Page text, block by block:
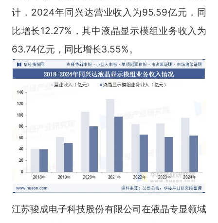
计，2024年同兴达营业收入为95.59亿元，同
比增长12.27%，其中液晶显示模组业务收入为
63.74亿元，同比增长3.55%。
江苏骏成电子科技股份有限公司在液晶专显领域